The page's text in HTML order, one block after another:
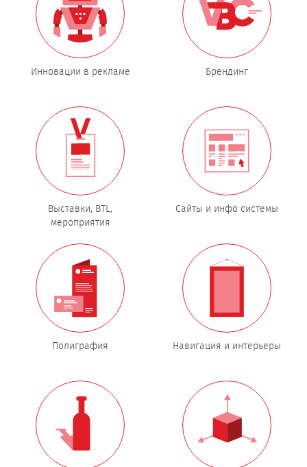
Инновации в рекламе Брендинг
Выставки, BTL,
мероприятия
Сайты и инфо системы
Полиграфия Навигация и интерьеры